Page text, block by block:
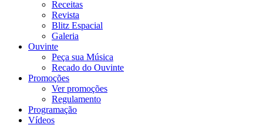
Receitas
Revista
Blitz Espacial
Galeria
Ouvinte
Peça sua Música
Recado do Ouvinte
Promoções
Ver promoções
Regulamento
Programação
Vídeos